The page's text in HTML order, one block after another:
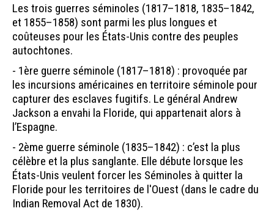
Les trois guerres séminoles (1817–1818, 1835–1842,
et 1855–1858) sont parmi les plus longues et
coûteuses pour les États-Unis contre des peuples
autochtones.
- 1ère guerre séminole (1817–1818) : provoquée par
les incursions américaines en territoire séminole pour
capturer des esclaves fugitifs. Le général Andrew
Jackson a envahi la Floride, qui appartenait alors à
l’Espagne.
- 2ème guerre séminole (1835–1842) : c’est la plus
célèbre et la plus sanglante. Elle débute lorsque les
États-Unis veulent forcer les Séminoles à quitter la
Floride pour les territoires de l'Ouest (dans le cadre du
Indian Removal Act de 1830).